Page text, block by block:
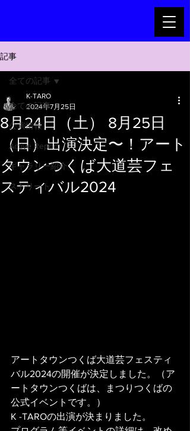
記事
全ての記事
公演情報
Active Report
ギャラリー紹介
ストリート
全ての記事
8月24日（土） 8月25日
（日）出演決定〜！アート
タウンつくば大道芸フェ
スティバル2024
K-TARO
2024年7月25日
アートタウンつくば大道芸フェスティ
バル2024の開催が決定しました。（ア
ートタウンつくばは、まつりつくばの
公式イベントです。）
K -TAROの出演が決まりました。